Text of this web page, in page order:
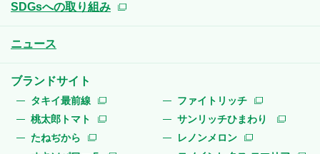
SDGsへの取り組み
ニュース
ブランドサイト
タキイ最前線
ファイトリッチ
桃太郎トマト
サンリッチひまわり
たねぢから
レノンメロン